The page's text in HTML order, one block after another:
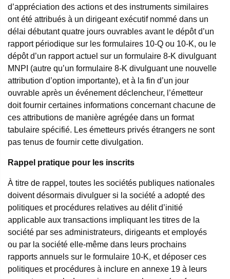
d’appréciation des actions et des instruments similaires
ont été attribués à un dirigeant exécutif nommé dans un
délai débutant quatre jours ouvrables avant le dépôt d’un
rapport périodique sur les formulaires 10-Q ou 10-K, ou le
dépôt d’un rapport actuel sur un formulaire 8-K divulguant
MNPI (autre qu’un formulaire 8-K divulguant une nouvelle
attribution d’option importante), et à la fin d’un jour
ouvrable après un événement déclencheur, l’émetteur
doit fournir certaines informations concernant chacune de
ces attributions de manière agrégée dans un format
tabulaire spécifié. Les émetteurs privés étrangers ne sont
pas tenus de fournir cette divulgation.
Rappel pratique pour les inscrits
À titre de rappel, toutes les sociétés publiques nationales
doivent désormais divulguer si la société a adopté des
politiques et procédures relatives au délit d’initié
applicable aux transactions impliquant les titres de la
société par ses administrateurs, dirigeants et employés
ou par la société elle-même dans leurs prochains
rapports annuels sur le formulaire 10-K, et déposer ces
politiques et procédures à inclure en annexe 19 à leurs